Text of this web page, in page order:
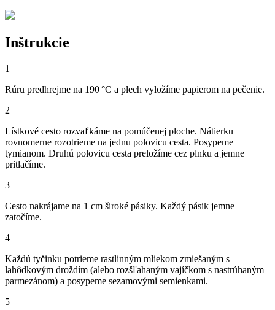
Inštrukcie
1
Rúru predhrejme na 190 °C a plech vyložíme papierom na pečenie.
2
Lístkové cesto rozvaľkáme na pomúčenej ploche. Nátierku
rovnomerne rozotrieme na jednu polovicu cesta. Posypeme
tymianom. Druhú polovicu cesta preložíme cez plnku a jemne
pritlačíme.
3
Cesto nakrájame na 1 cm široké pásiky. Každý pásik jemne
zatočíme.
4
Každú tyčinku potrieme rastlinným mliekom zmiešaným s
lahôdkovým droždím (alebo rozšľahaným vajíčkom s nastrúhaným
parmezánom) a posypeme sezamovými semienkami.
5